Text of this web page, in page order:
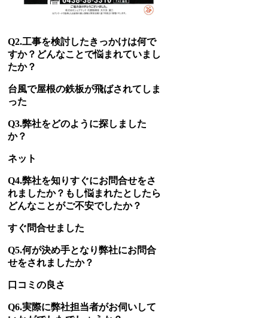
Q2.工事を検討したきっかけは何で
すか？どんなことで悩まれていまし
たか？
台風で屋根の鉄板が飛ばされてしま
った
Q3.弊社をどのように探しました
か？
ネット
Q4.弊社を知りすぐにお問合せをさ
れましたか？もし悩まれたとしたら
どんなことがご不安でしたか？
すぐ問合せました
Q5.何が決め手となり弊社にお問合
せをされましたか？
口コミの良さ
Q6.実際に弊社担当者がお伺いして